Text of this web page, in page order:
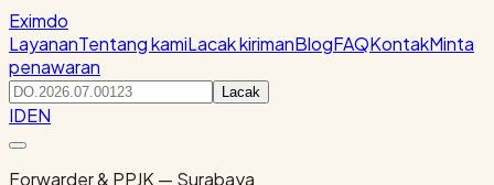
Eximdo
LayananTentang kamiLacak kirimanBlogFAQKontakMinta
penawaran
Lacak
IDEN
Forwarder & PPJK — Surabaya